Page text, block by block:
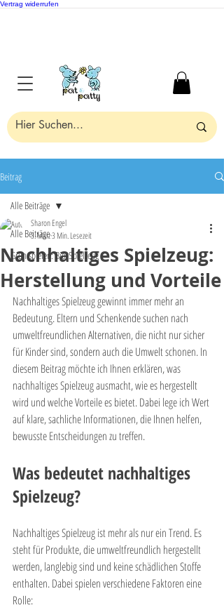
Vertrag widerrufen
Beitrag
Alle Beiträge
Grün spielen: Bio-Spielzeug
Alle Beiträge
Nachhaltiges Spielzeug:
Herstellung und Vorteile
Sharon Engel
3. März3 Min. Lesezeit
Nachhaltiges Spielzeug gewinnt immer mehr an
Bedeutung. Eltern und Schenkende suchen nach
umweltfreundlichen Alternativen, die nicht nur sicher
für Kinder sind, sondern auch die Umwelt schonen. In
diesem Beitrag möchte ich Ihnen erklären, was
nachhaltiges Spielzeug ausmacht, wie es hergestellt
wird und welche Vorteile es bietet. Dabei lege ich Wert
auf klare, sachliche Informationen, die Ihnen helfen,
bewusste Entscheidungen zu treffen.
Was bedeutet nachhaltiges
Spielzeug?
Nachhaltiges Spielzeug ist mehr als nur ein Trend. Es
steht für Produkte, die umweltfreundlich hergestellt
werden, langlebig sind und keine schädlichen Stoffe
enthalten. Dabei spielen verschiedene Faktoren eine
Rolle: